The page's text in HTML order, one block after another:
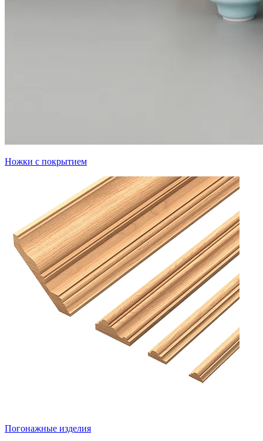
Ножки с покрытием
Погонажные изделия